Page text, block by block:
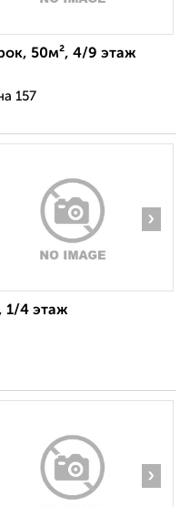
50м², 4/9 этаж
157
›
1/4 этаж
›